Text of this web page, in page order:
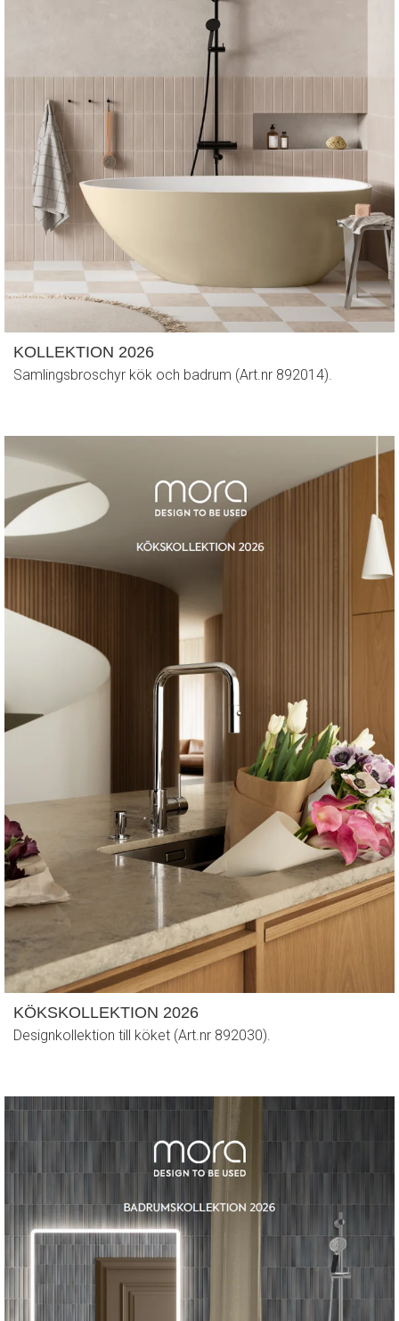
KOLLEKTION 2026
Samlingsbroschyr kök och badrum (Art.nr 892014).
KÖKSKOLLEKTION 2026
Designkollektion till köket (Art.nr 892030).